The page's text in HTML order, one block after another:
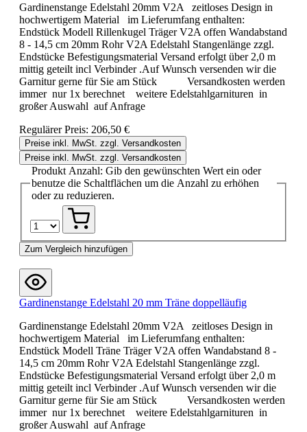
Gardinenstange Edelstahl 20mm V2A zeitloses Design in
hochwertigem Material im Lieferumfang enthalten:
Endstück Modell Rillenkugel Träger V2A offen Wandabstand
8 - 14,5 cm 20mm Rohr V2A Edelstahl Stangenlänge zzgl.
Endstücke Befestigungsmaterial Versand erfolgt über 2,0 m
mittig geteilt incl Verbinder .Auf Wunsch versenden wir die
Garnitur gerne für Sie am Stück Versandkosten werden
immer nur 1x berechnet weitere Edelstahlgarnituren in
großer Auswahl auf Anfrage
Regulärer Preis: 206,50 €
Preise inkl. MwSt. zzgl. Versandkosten
Preise inkl. MwSt. zzgl. Versandkosten
Produkt Anzahl: Gib den gewünschten Wert ein oder
benutze die Schaltflächen um die Anzahl zu erhöhen
oder zu reduzieren.
Zum Vergleich hinzufügen
Gardinenstange Edelstahl 20 mm Träne doppelläufig
Gardinenstange Edelstahl 20mm V2A zeitloses Design in
hochwertigem Material im Lieferumfang enthalten:
Endstück Modell Träne Träger V2A offen Wandabstand 8 -
14,5 cm 20mm Rohr V2A Edelstahl Stangenlänge zzgl.
Endstücke Befestigungsmaterial Versand erfolgt über 2,0 m
mittig geteilt incl Verbinder .Auf Wunsch versenden wir die
Garnitur gerne für Sie am Stück Versandkosten werden
immer nur 1x berechnet weitere Edelstahlgarnituren in
großer Auswahl auf Anfrage